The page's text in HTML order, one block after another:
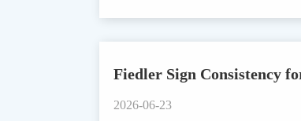
Fiedler Sign Consistency
2026-06-23